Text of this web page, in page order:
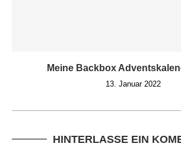
Meine Backbox
13. Januar 2022
HINTERLASSE EIN